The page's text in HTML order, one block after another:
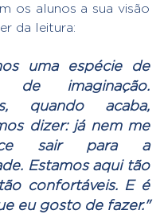
os alunos a sua visão
da leitura:
uma espécie de
de imaginação.
quando acaba,
dizer: já nem me
sair para a
Estamos aqui tão
confortáveis. E é
eu gosto de fazer."